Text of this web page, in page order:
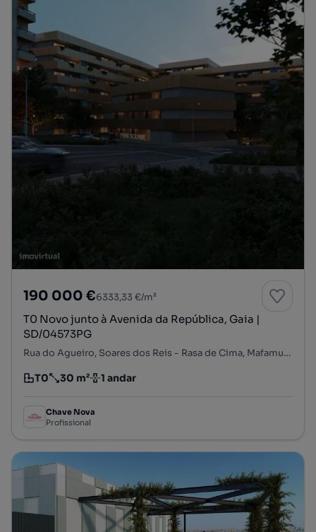
190 000 €6333,33 €/m²
T0 Novo junto à Avenida da República, Gaia |
SD/04573PG
Rua do Agueiro, Soares dos Reis - Rasa de Cima, Mafamude e Vilar do Paraíso, Vila Nova de Gaia, Porto
Tipologia
T0
Preço por metro quadrado
30 m²
Andar 1 andar
Chave Nova
Profissional